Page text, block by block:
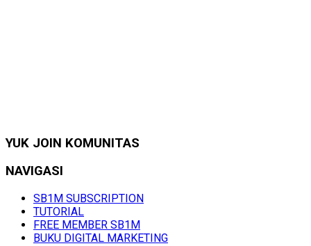
YUK JOIN KOMUNITAS
NAVIGASI
SB1M SUBSCRIPTION
TUTORIAL
FREE MEMBER SB1M
BUKU DIGITAL MARKETING